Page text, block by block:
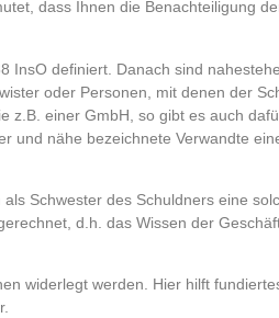
dass Ihnen die Benachteiligung
InsO definiert. Danach sind
oder Personen, mit denen der
einer GmbH, so gibt es auch
und nähe bezeichnete Verwandte
Schwester des Schuldners eine
d.h. das Wissen der
widerlegt werden. Hier hilft